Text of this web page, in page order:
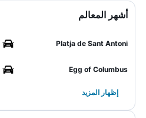
أشهر المعالم
Platja de Sant Antoni
Egg of Columbus
إظهار المزيد